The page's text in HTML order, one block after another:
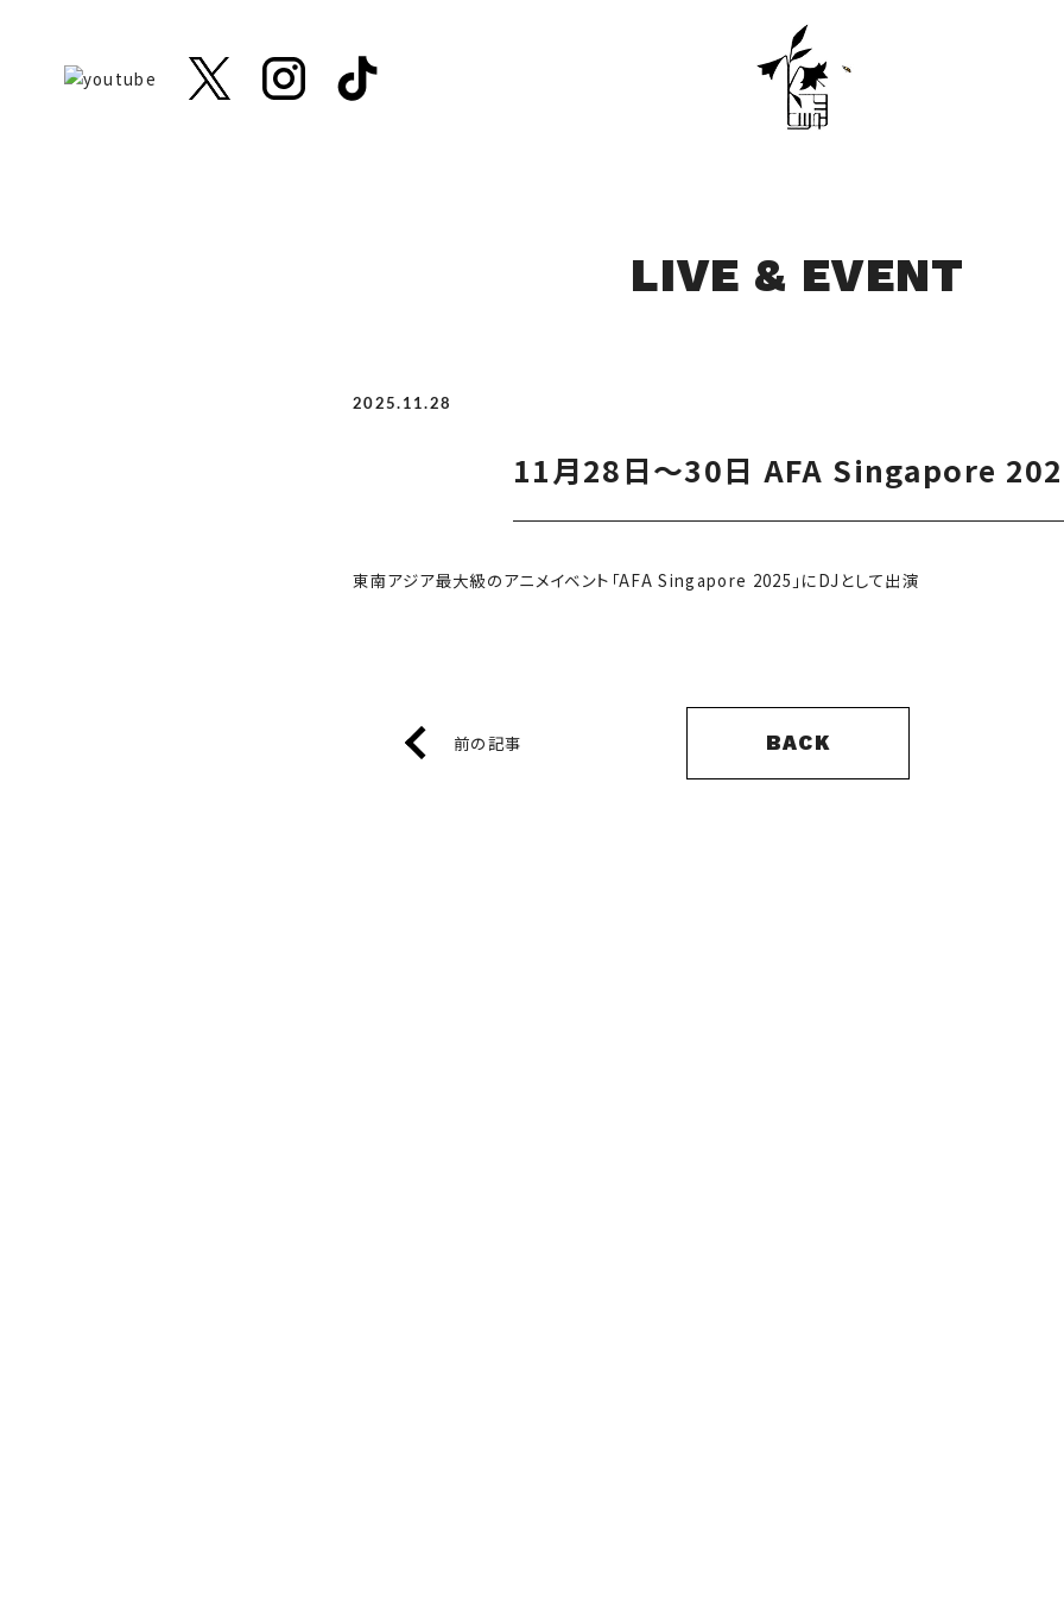
LIVE & EVENT
2025.11.28
11月28日～30日 AFA Singapore
東南アジア最大級のアニメイベント「AFA Singapore 2025」にDJとして出演
前の記事 BACK